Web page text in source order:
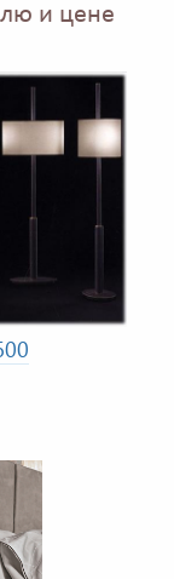
и цене